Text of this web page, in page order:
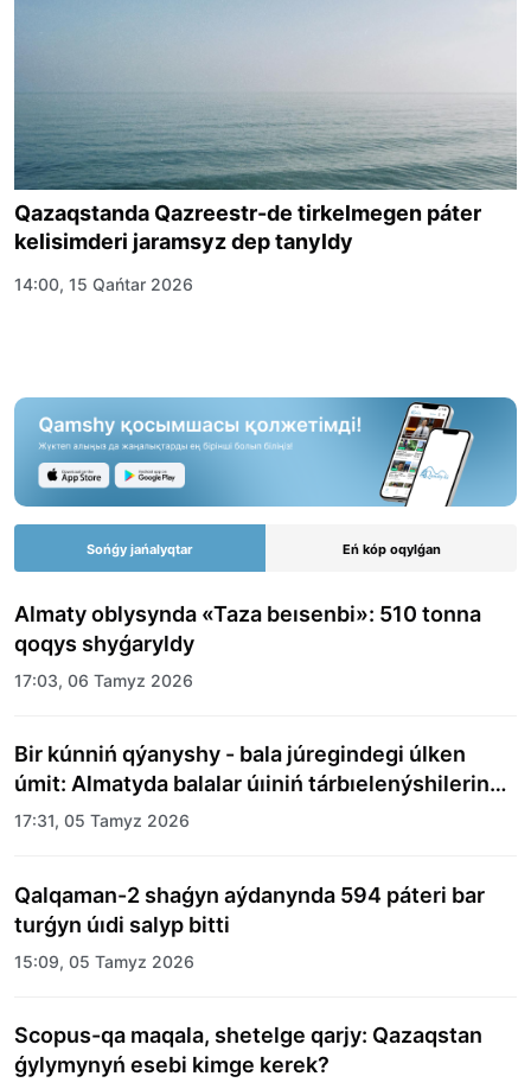
Qazaqstanda Qazreestr-de tirkelmegen páter
kelisimderi jaramsyz dep tanyldy
14:00, 15 Qańtar 2026
Sońǵy jańalyqtar Eń kóp oqylǵan
Almaty oblysynda «Taza beısenbi»: 510 tonna
qoqys shyǵaryldy
17:03, 06 Tamyz 2026
Bir kúnniń qýanyshy - bala júregindegi úlken
úmit: Almatyda balalar úıiniń tárbıelenýshilerine
merekelik kún uıymdastyryldy
17:31, 05 Tamyz 2026
Qalqaman-2 shaǵyn aýdanynda 594 páteri bar
turǵyn úıdi salyp bitti
15:09, 05 Tamyz 2026
Scopus-qa maqala, shetelge qarjy: Qazaqstan
ǵylymynyń esebi kimge kerek?